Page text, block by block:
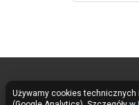
Używamy cookies technicznych